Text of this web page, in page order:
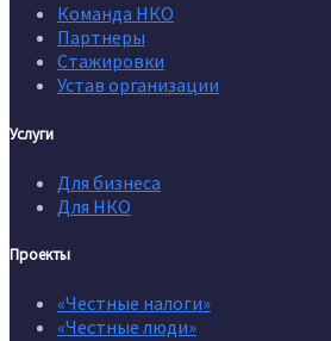
Команда НКО
Партнеры
Стажировки
Устав организации
Услуги
Для бизнеса
Для НКО
Проекты
«Честные налоги»
«Честные люди»